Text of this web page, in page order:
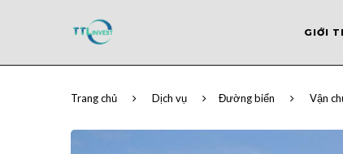
GIỚI
Trang chủ Dịch vụ Đường biển Vận